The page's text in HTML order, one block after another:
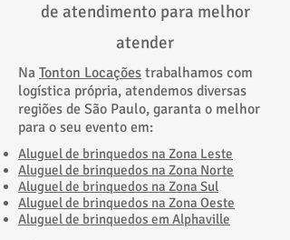
de atendimento para melhor
atender
Na Tonton Locações trabalhamos com
logística própria, atendemos diversas
regiões de São Paulo, garanta o melhor
para o seu evento em:
​Aluguel de brinquedos na Zona Leste
​Aluguel de brinquedos na Zona Norte
Aluguel de brinquedos na Zona Sul
​Aluguel de brinquedos na Zona Oeste
Aluguel de brinquedos em Alphaville